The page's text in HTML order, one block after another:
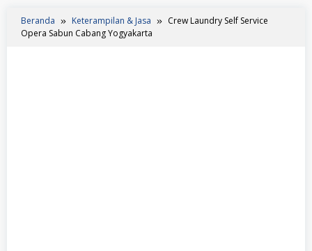
Beranda Keterampilan & Jasa
Crew Laundry Self Service
Opera Sabun Cabang Yogyakarta